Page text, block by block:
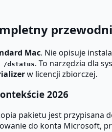
Mac. Nie opisuje
/dstatus. To narzędzia dla
w licencji zbiorczej.
2026
pakietu jest przypisana
do konta Microsoft,